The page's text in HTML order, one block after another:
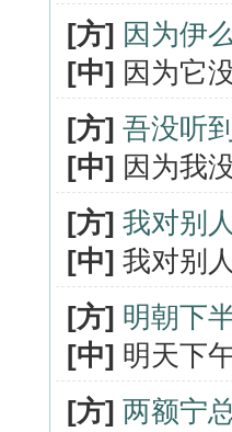
[方] 因为伊
[中] 因为它
[方] 吾没听
[中] 因为我
[方] 我对别
[中] 我对别
[方] 明朝下
[中] 明天下
[方] 两额宁